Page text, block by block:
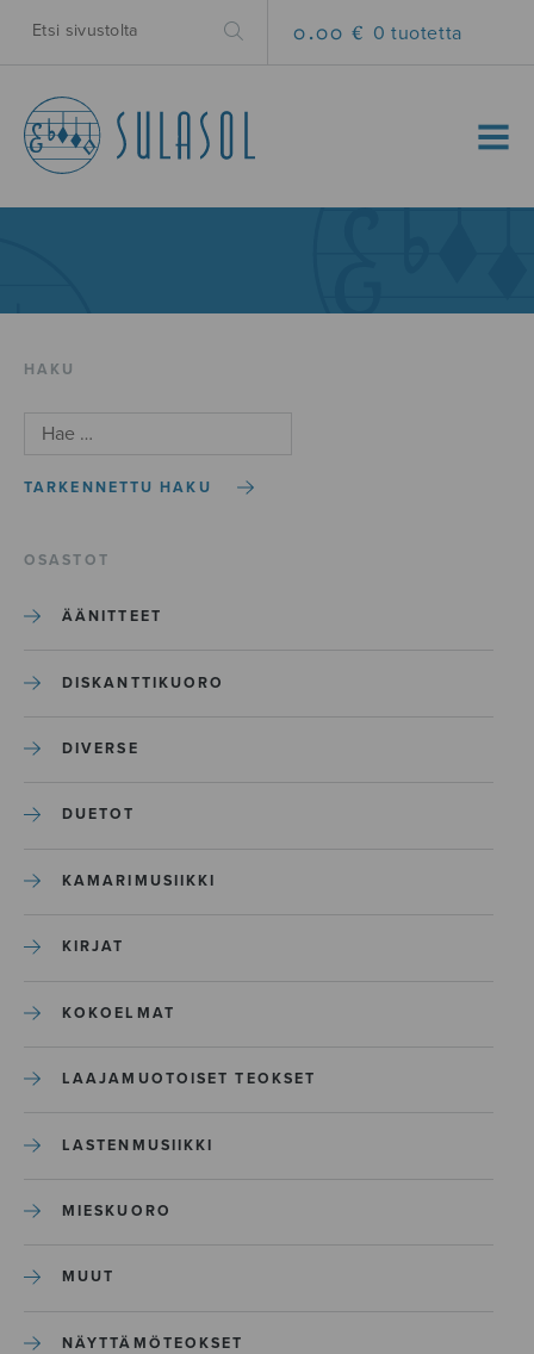
0.00 € 0 tuotetta
MENU
HAKU
TARKENNETTU HAKU
OSASTOT
ÄÄNITTEET
DISKANTTIKUORO
DIVERSE
DUETOT
KAMARIMUSIIKKI
KIRJAT
KOKOELMAT
LAAJAMUOTOISET TEOKSET
LASTENMUSIIKKI
MIESKUORO
MUUT
NÄYTTÄMÖTEOKSET